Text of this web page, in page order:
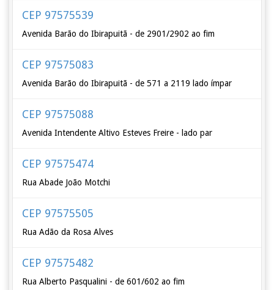
CEP 97575539
Avenida Barão do Ibirapuitã - de 2901/2902 ao fim
CEP 97575083
Avenida Barão do Ibirapuitã - de 571 a 2119 lado ímpar
CEP 97575088
Avenida Intendente Altivo Esteves Freire - lado par
CEP 97575474
Rua Abade João Motchi
CEP 97575505
Rua Adão da Rosa Alves
CEP 97575482
Rua Alberto Pasqualini - de 601/602 ao fim